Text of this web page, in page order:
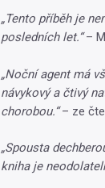
„Tento příběh je
posledních let.“–
„Noční agent má
návykový a čtivý
chorobou.“– ze
„Spousta
kniha je